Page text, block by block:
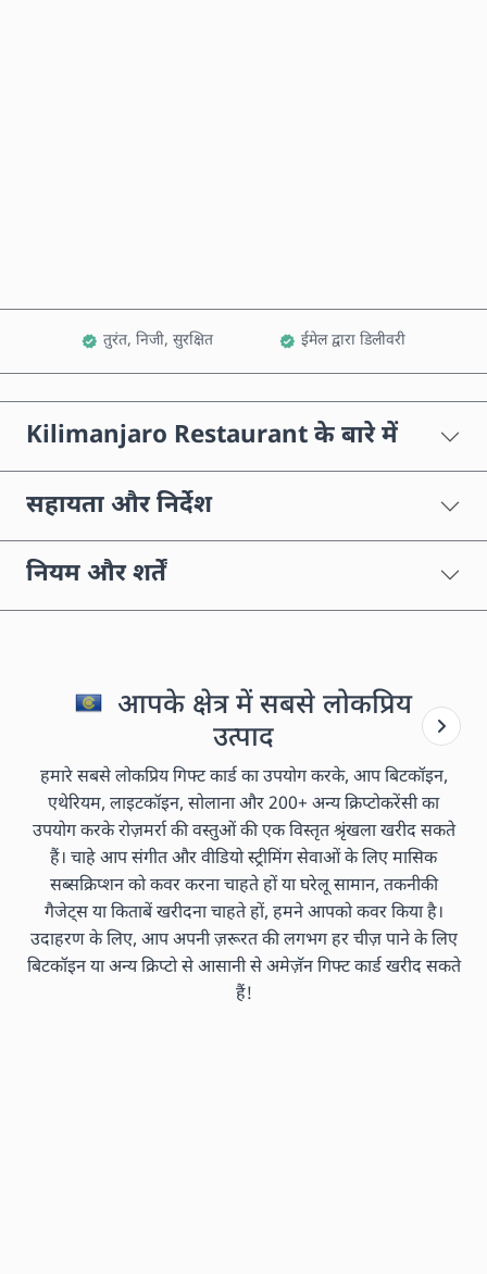
तुरंत, निजी, सुरक्षित ईमेल द्वारा डिलीवरी
Kilimanjaro Restaurant के बारे में
सहायता और निर्देश
नियम और शर्तें
आपके क्षेत्र में सबसे लोकप्रिय
उत्पाद
हमारे सबसे लोकप्रिय गिफ्ट कार्ड का उपयोग करके, आप बिटकॉइन,
एथेरियम, लाइटकॉइन, सोलाना और 200+ अन्य क्रिप्टोकरेंसी का
उपयोग करके रोज़मर्रा की वस्तुओं की एक विस्तृत श्रृंखला खरीद सकते
हैं। चाहे आप संगीत और वीडियो स्ट्रीमिंग सेवाओं के लिए मासिक
सब्सक्रिप्शन को कवर करना चाहते हों या घरेलू सामान, तकनीकी
गैजेट्स या किताबें खरीदना चाहते हों, हमने आपको कवर किया है।
उदाहरण के लिए, आप अपनी ज़रूरत की लगभग हर चीज़ पाने के लिए
बिटकॉइन या अन्य क्रिप्टो से आसानी से अमेज़ॅन गिफ्ट कार्ड खरीद सकते
हैं!